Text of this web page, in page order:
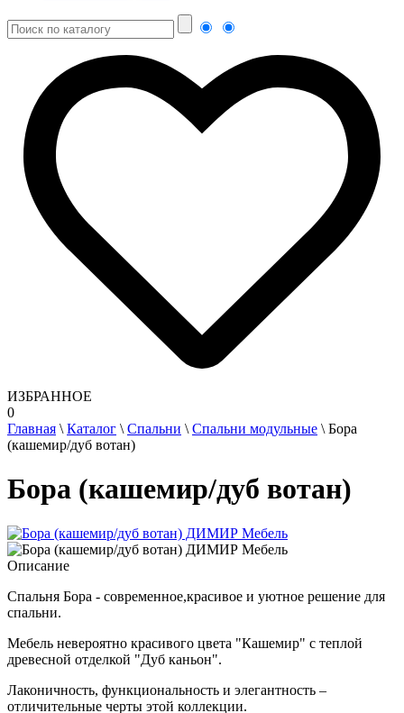
ИЗБРАННОЕ
0
Главная \ Каталог \ Спальни \ Спальни модульные \ Бора
(кашемир/дуб вотан)
Бора (кашемир/дуб вотан)
Описание
Спальня Бора - современное,красивое и уютное решение для
спальни.
Мебель невероятно красивого цвета "Кашемир" с теплой
древесной отделкой "Дуб каньон".
Лаконичность, функциональность и элегантность –
отличительные черты этой коллекции.